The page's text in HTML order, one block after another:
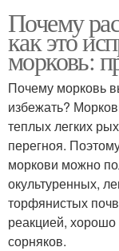
Почему
как это
морковь:
Почему морковь
избежать?
теплых легких
перегноя.
моркови можно
окультуренных,
торфянистых
реакцией,
сорняков.